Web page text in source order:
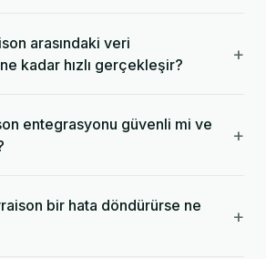
arasındaki veri
kadar hızlı gerçekleşir?
+
entegrasyonu güvenli mi ve
+
bir hata döndürürse ne
+